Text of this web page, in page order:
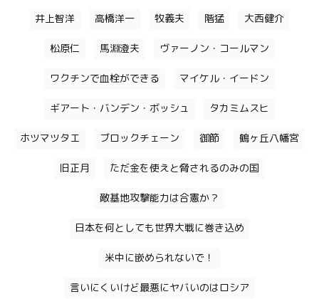
井上智洋 高橋洋一 牧義夫 階猛 大西健介
松原仁 馬淵澄夫 ヴァーノン・コールマン
ワクチンで血栓ができる マイケル・イードン
ギアート・バンデン・ボッシュ タカミムスヒ
ホツマツタエ ブロックチェーン 御節 鶴ヶ丘八幡宮
旧正月 ただ金を使えと脅されるのみの国
敵基地攻撃能力は合憲か？
日本を何としても世界大戦に巻き込め
米中に嵌められないで！
言いにくいけど最悪にヤバいのはロシア